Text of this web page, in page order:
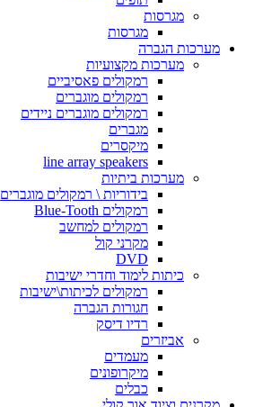
מגרסות
מגרסות
מערכות הגברה
מערכות מקצועיות
רמקולים פאסיביים
רמקולים מוגברים
רמקולים מוגברים ניידים
מגברים
מיקסרים
line array speakers
מערכות ביתיות
בידוריות \ רמקולים מוגברים
רמקולים Blue-Tooth
רמקולים למחשב
מקרני קול
DVD
כיתות לימוד וחדרי ישיבות
רמקולים לכיתות\ישיבות
חגורות הגברה
רדיו דיסק
אביזרים
מעמדים
מיקרופונים
כבלים